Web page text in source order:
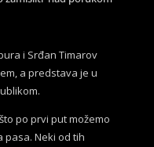
i Srđan Timarov
a predstava je u
po prvi put možemo
pasa. Neki od tih